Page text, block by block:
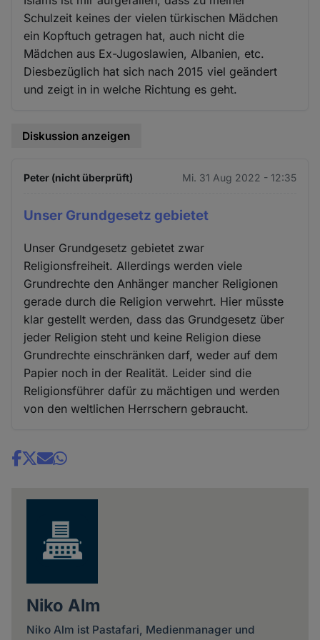
Schulzeit keines der vielen türkischen Mädchen
ein Kopftuch getragen hat, auch nicht die
Mädchen aus Ex-Jugoslawien, Albanien, etc.
Diesbezüglich hat sich nach 2015 viel geändert
und zeigt in in welche Richtung es geht.
Diskussion anzeigen
Peter (nicht überprüft) Mi. 31 Aug 2022 - 12:35
Unser Grundgesetz gebietet
Unser Grundgesetz gebietet zwar
Religionsfreiheit. Allerdings werden viele
Grundrechte den Anhänger mancher Religionen
gerade durch die Religion verwehrt. Hier müsste
klar gestellt werden, dass das Grundgesetz über
jeder Religion steht und keine Religion diese
Grundrechte einschränken darf, weder auf dem
Papier noch in der Realität. Leider sind die
Religionsführer dafür zu mächtigen und werden
von den weltlichen Herrschern gebraucht.
Share
Niko Alm
Niko Alm ist Pastafari, Medienmanager und